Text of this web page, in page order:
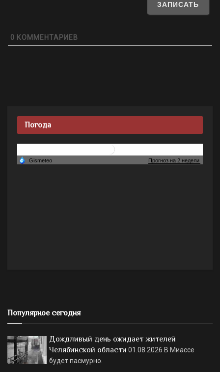
0 КОММЕНТАРИЕВ
Погода
Популярное сегодня
Дождливый день ожидает жителей
Челябинской области 01.08.2026 В Миассе
будет пасмурно.